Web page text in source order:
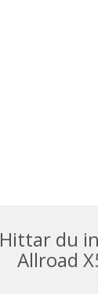
Hittar du
Allroad